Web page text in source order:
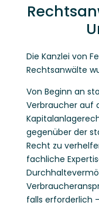
Die Kanzlei von
Rechtsanwälte
Von Beginn an
Verbraucher auf
gegenüber der
Recht zu
fachliche
falls erforderlich